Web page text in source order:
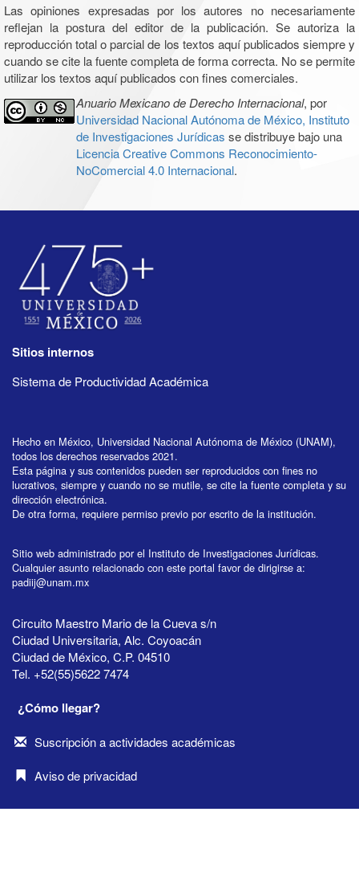
Las opiniones expresadas por los autores no necesariamente
reflejan la postura del editor de la publicación. Se autoriza la
reproducción total o parcial de los textos aquí publicados siempre y
cuando se cite la fuente completa de forma correcta. No se permite
utilizar los textos aquí publicados con fines comerciales.
Anuario Mexicano de Derecho Internacional, por
Universidad Nacional Autónoma de México, Instituto
de Investigaciones Jurídicas se distribuye bajo una
Licencia Creative Commons Reconocimiento-
NoComercial 4.0 Internacional.
Sitios internos
Sistema de Productividad Académica
Hecho en México, Universidad Nacional Autónoma de México (UNAM),
todos los derechos reservados 2021.
Esta página y sus contenidos pueden ser reproducidos con fines no
lucrativos, siempre y cuando no se mutile, se cite la fuente completa y su
dirección electrónica.
De otra forma, requiere permiso previo por escrito de la institución.
Sitio web administrado por el Instituto de Investigaciones Jurídicas.
Cualquier asunto relacionado con este portal favor de dirigirse a:
padiij@unam.mx
Circuito Maestro Mario de la Cueva s/n
Ciudad Universitaria, Alc. Coyoacán
Ciudad de México, C.P. 04510
Tel. +52(55)5622 7474
¿Cómo llegar?
Suscripción a actividades académicas
Aviso de privacidad